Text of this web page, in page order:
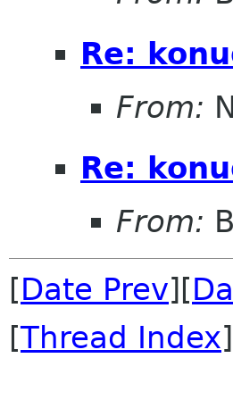
Re:
From:
Re:
From:
[Date Prev][
[Thread Index